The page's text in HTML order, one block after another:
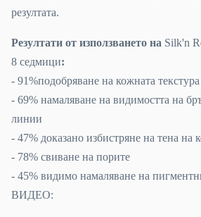
резултата.
Резултати от използването на Silk'n
8 седмици:
- 91%подобряване на кожната текстура
- 69% намаляване на видимостта на
линии
- 47% доказано избистряне на тена на
- 78% свиване на порите
- 45% видимо намаляване на
ВИДЕО: